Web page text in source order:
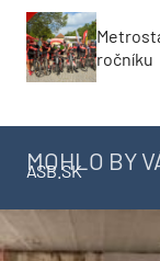
ročníku
MOHLO BY
ASB.SK